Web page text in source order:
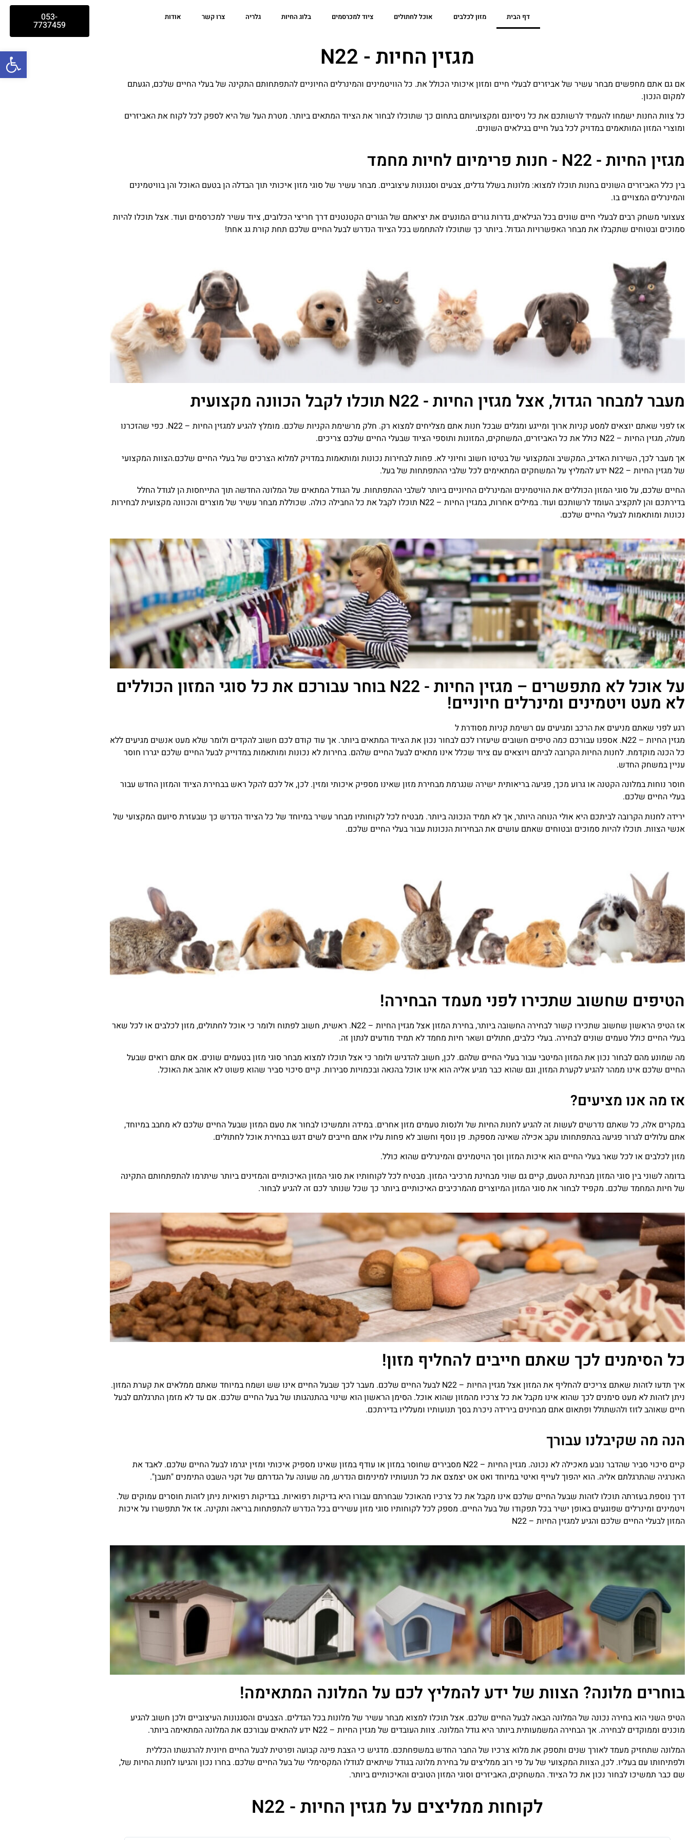
פתח
דף הבית מזון לכלבים אוכל לחתולים ציוד למכרסמים בלוג החיות גלריה צרו קשר אודות 053-
7737459
מגזין החיות - N22
אם גם אתם מחפשים מבחר עשיר של אביזרים לבעלי חיים ומזון איכותי הכולל את. כל הוויטמינים והמינרלים החיוניים להתפתחותם התקינה של בעלי החיים שלכם, הגעתם
למקום הנכון.
כל צוות החנות ישמחו להעמיד לרשותכם את כל ניסיונם ומקצועיותם בתחום כך שתוכלו לבחור את הציוד המתאים ביותר. מטרת העל של היא לספק לכל לקוח את האביזרים
ומוצרי המזון המותאמים במדויק לכל בעל חיים בגילאים השונים.
מגזין החיות - N22 - חנות פרימיום לחיות מחמד
בין כלל האביזרים השונים בחנות תוכלו למצוא: מלונות בשלל גדלים, צבעים וסגנונות עיצוביים. מבחר עשיר של סוגי מזון איכותי תוך הבדלה הן בטעם האוכל והן בוויטמינים
והמינרלים המצויים בו.
צעצועי משחק רבים לבעלי חיים שונים בכל הגילאים, גדרות גורים המונעים את יציאתם של הגורים הקטנטנים דרך חריצי הכלובים, ציוד עשיר למכרסמים ועוד. אצל תוכלו להיות
סמוכים ובטוחים שתקבלו את מבחר האפשרויות הגדול. ביותר כך שתוכלו להתחמש בכל הציוד הנדרש לבעל החיים שלכם תחת קורת גג אחת!
מעבר למבחר הגדול, אצל מגזין החיות - N22 תוכלו לקבל הכוונה מקצועית
אז לפני שאתם יוצאים למסע קניות ארוך ומייגע ומגלים שבכל חנות אתם מצליחים למצוא רק. חלק מרשימת הקניות שלכם. מומלץ להגיע למגזין החיות – N22. כפי שהזכרנו
מעלה, מגזין החיות – N22 כולל את כל האביזרים, המשחקים, המזונות ותוספי הציוד שבעלי החיים שלכם צריכים.
אך מעבר לכך, השירות האדיב, המקשיב והמקצועי של בטיטו חשוב וחיוני לא. פחות לבחירות נכונות ומותאמות במדויק למלוא הצרכים של בעלי החיים שלכם.הצוות המקצועי
של מגזין החיות – N22 ידע להמליץ על המשחקים המתאימים לכל שלבי ההתפתחות של בעל.
החיים שלכם, על סוגי המזון הכוללים את הוויטמינים והמינרלים החיוניים ביותר לשלבי ההתפתחות. על הגודל המתאים של המלונה החדשה תוך התייחסות הן לגודל החלל
בדירתכם והן לתקציב העומד לרשותכם ועוד. במילים אחרות, במגזין החיות – N22 תוכלו לקבל את כל החבילה כולה. שכוללת מבחר עשיר של מוצרים והכוונה מקצועית לבחירות
נכונות ומותאמות לבעלי החיים שלכם.
על אוכל לא מתפשרים – מגזין החיות - N22 בוחר עבורכם את כל סוגי המזון הכוללים
לא מעט ויטמינים ומינרלים חיוניים!
רגע לפני שאתם מניעים את הרכב ומגיעים עם רשימת קניות מסודרת ל
מגזין החיות – N22. אספנו עבורכם כמה טיפים חשובים שיעזרו לכם לבחור נכון את הציוד המתאים ביותר. אך עוד קודם לכם חשוב להקדים ולומר שלא מעט אנשים מגיעים ללא
כל הכנה מוקדמת. לחנות החיות הקרובה לביתם ויוצאים עם ציוד שכלל אינו מתאים לבעל החיים שלהם. בחירות לא נכונות ומותאמות במדוייק לבעל החיים שלכם יגררו חוסר
עניין במשחק החדש.
חוסר נוחות במלונה הקטנה או גרוע מכך, פגיעה בריאותית ישירה שנגרמת מבחירת מזון שאינו מספיק איכותי ומזין. לכן, אל לכם להקל ראש בבחירת הציוד והמזון החדש עבור
בעלי החיים שלכם.
ירידה לחנות הקרובה לביתכם היא אולי הנוחה היותר, אך לא תמיד הנכונה ביותר. מבטיח לכל לקוחותיו מבחר עשיר במיוחד של כל הציוד הנדרש כך שבעזרת סיועם המקצועי של
אנשי הצוות. תוכלו להיות סמוכים ובטוחים שאתם עושים את הבחירות הנכונות עבור בעלי החיים שלכם.
הטיפים שחשוב שתכירו לפני מעמד הבחירה!
אז הטיפ הראשון שחשוב שתכירו קשור לבחירה החשובה ביותר, בחירת המזון אצל מגזין החיות – N22. ראשית, חשוב לפתוח ולומר כי אוכל לחתולים, מזון לכלבים או לכל שאר
בעלי החיים כולל טעמים שונים לבחירה. בעלי כלבים, חתולים ושאר חיות מחמד לא תמיד מודעים לנתון זה.
מה שמונע מהם לבחור נכון את המזון המיטבי עבור בעלי החיים שלהם. לכן, חשוב להדגיש ולומר כי אצל תוכלו למצוא מבחר סוגי מזון בטעמים שונים. אם אתם רואים שבעל
החיים שלכם אינו ממהר להגיע לקערת המזון, וגם שהוא כבר מגיע אליה הוא אינו אוכל בהנאה ובכמויות סבירות. קיים סיכוי סביר שהוא פשוט לא אוהב את האוכל.
אז מה אנו מציעים?
במקרים אלה, כל שאתם נדרשים לעשות זה להגיע לחנות החיות של ולנסות טעמים מזון אחרים. במידה ותמשיכו לבחור את טעם המזון שבעל החיים שלכם לא מחבב במיוחד,
אתם עלולים לגרור פגיעה בהתפתחותו עקב אכילה שאינה מספקת. פן נוסף וחשוב לא פחות עליו אתם חייבים לשים דגש בבחירת אוכל לחתולים.
מזון לכלבים או לכל שאר בעלי החיים הוא איכות המזון וסך הויטמינים והמינרלים שהוא כולל.
בדומה לשוני בין סוגי המזון מבחינת הטעם, קיים גם שוני מבחינת מרכיבי המזון. מבטיח לכל לקוחותיו את סוגי המזון האיכותיים והמזינים ביותר שיתרמו להתפתחותם התקינה
של חיות המחמד שלכם. מקפיד לבחור את סוגי המזון המיוצרים מהמרכיבים האיכותיים ביותר כך שכל שנותר לכם זה להגיע לבחור.
כל הסימנים לכך שאתם חייבים להחליף מזון!
איך תדעו לזהות שאתם צריכים להחליף את המזון אצל מגזין החיות – N22 לבעל החיים שלכם. מעבר לכך שבעל החיים אינו שש ושמח במיוחד שאתם ממלאים את קערת המזון.
ניתן לזהות לא מעט סימנים לכך שהוא אינו מקבל את כל צרכיו מהמזון שהוא אוכל. הסימן הראשון הוא שינוי בהתנהגותו של בעל החיים שלכם. אם עד לא מזמן התרגלתם לבעל
חיים שאוהב לזוז ולהשתולל ופתאום אתם מבחינים בירידה ניכרת בסך תנועותיו ומעלליו בדירתכם.
הנה מה שקיבלנו עבורך
קיים סיכוי סביר שהדבר נובע מאכילה לא נכונה. מגזין החיות – N22 מסבירים שחוסר במזון או עודף במזון שאינו מספיק איכותי ומזין יגרמו לבעל החיים שלכם. לאבד את
האנרגיה שהתרגלתם אליה. הוא יהפוך לעייף ואיטי במיוחד ואט אט יצמצם את כל תנועותיו למינימום הנדרש, מה שעונה על הגדרתם של זקני השבט התימנים "תעבן".
דרך נוספת בעזרתה תוכלו לזהות שבעל החיים שלכם אינו מקבל את כל צרכיו מהאוכל שבחרתם עבורו היא בדיקות רפואיות. בבדיקות רפואיות ניתן לזהות חוסרים עמוקים של.
ויטמינים ומינרלים שפוגעים באופן ישיר בכל תפקודו של בעל החיים. מספק לכל לקוחותיו סוגי מזון עשירים בכל הנדרש להתפתחות בריאה ותקינה. אז אל תתפשרו על איכות
המזון לבעלי החיים שלכם והגיע למגזין החיות – N22
בוחרים מלונה? הצוות של ידע להמליץ לכם על המלונה המתאימה!
הטיפ השני הוא בחירה נכונה של המלונה הבאה לבעל החיים שלכם. אצל תוכלו למצוא מבחר עשיר של מלונות בכל הגדלים. הצבעים והסגנונות העיצוביים ולכן חשוב להגיע
מוכנים וממוקדים לבחירה. אך הבחירה המשמעותית ביותר היא גודל המלונה. צוות העובדים של מגזין החיות – N22 ידע להתאים עבורכם את המלונה המתאימה ביותר.
המלונה שתחזיק מעמד לאורך שנים ותספק את מלוא צרכיו של החבר החדש במשפחתכם. מדגיש כי הצבת פינה קבועה ופרטית לבעל החיים חיונית להרגשתו הכללית
ולפתיחותו עם בעליו. לכן, הצוות המקצועי של על פי רוב ממליצים על בחירת מלונה בגודל שיתאים לגודלו המקסימלי של בעל החיים שלכם. בחרו נכון והגיעו לחנות החיות של,
שם כבר תמשיכו לבחור נכון את כל הציוד. המשחקים, האביזרים וסוגי המזון הטובים והאיכותיים ביותר.
לקוחות ממליצים על מגזין החיות - N22